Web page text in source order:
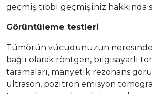
geçmiş tıbbi geçmişiniz hakkında
Görüntüleme testleri
Tümörün vücudunuzun
bağlı olarak röntgen, bilgisayarlı
taramaları, manyetik rezonans
ultrason, pozitron emisyon